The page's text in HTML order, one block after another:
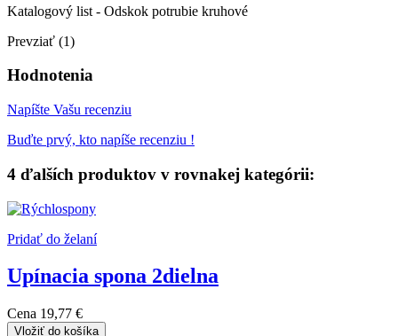
Katalogový list - Odskok potrubie kruhové
Prevziať (1)
Hodnotenia
Napíšte Vašu recenziu
Buďte prvý, kto napíše recenziu !
4 ďalších produktov v rovnakej kategórii:
Pridať do želaní
Upínacia spona 2dielna
Cena 19,77 €
Vložiť do košíka